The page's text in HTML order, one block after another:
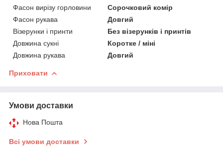
Фасон вирізу горловини
Сорочковий комір
Фасон рукава
Довгий
Візерунки і принти
Без візерунків і принтів
Довжина сукні
Коротке / міні
Довжина рукава
Довгий
Приховати
Умови доставки
Нова Пошта
Всі умови доставки